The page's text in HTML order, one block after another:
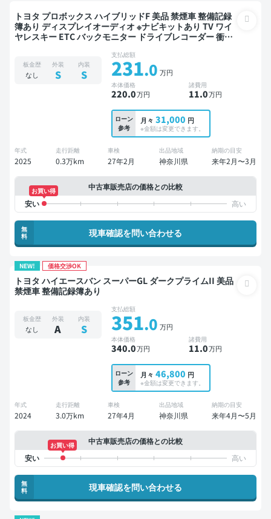
トヨタ プロボックス ハイブリッドF 美品 禁煙車 整備記録
簿あり ディスプレイオーディオ ※ナビキットあり TV ワイ
ヤレスキー ETC バックモニター ドライブレコーダー 衝突
板金歴
なし
外装
S
内装
S
支払総額
231.0 万円
本体価格
220.0万円
諸費用
11.0万円
ローン
参考
月々 31,000 円
※金額は変更できます。
年式
2025
走行距離
0.3万km
車検
27年2月
出品地域
神奈川県
納期の目安
来年2月〜3月
中古車販売店の価格との比較
お買い得
無
料
現車確認を問い合わせる
NEW! 価格交渉OK
トヨタ ハイエースバン スーパーGL ダークプライムII 美品
禁煙車 整備記録簿あり
板金歴
なし
外装
A
内装
S
支払総額
351.0 万円
本体価格
340.0万円
諸費用
11.0万円
ローン
参考
月々 46,800 円
※金額は変更できます。
年式
2024
走行距離
3.0万km
車検
27年4月
出品地域
神奈川県
納期の目安
来年4月〜5月
中古車販売店の価格との比較
お買い得
無
料
現車確認を問い合わせる